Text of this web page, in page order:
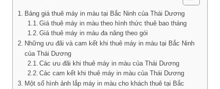
Bảng giá thuê máy in màu tại Bắc Ninh của Thái Dương
Giá thuê máy in màu theo hình thức thuê bao tháng
Giá thuê máy in màu đa năng theo gói
Những ưu đãi và cam kết khi thuê máy in màu tại Bắc Ninh
của Thái Dương
Các ưu đãi khi thuê máy in màu của Thái Dương
Các cam kết khi thuê máy in màu của Thái Dương
Một số hình ảnh lắp máy in màu cho khách thuê tại Bắc